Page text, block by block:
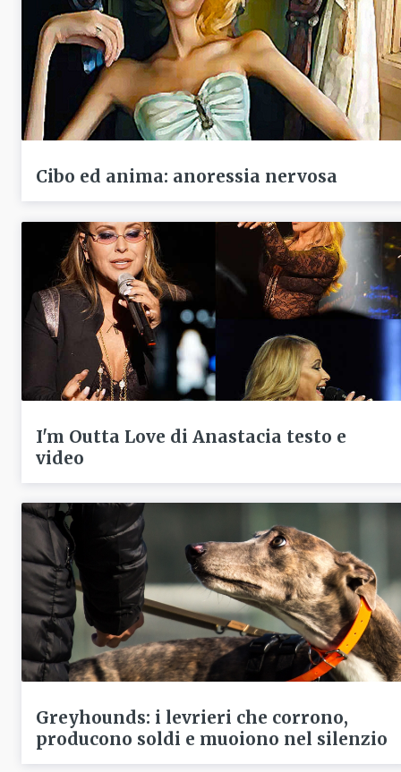
Cibo ed anima: anoressia nervosa
I'm Outta Love di Anastacia testo e
video
Greyhounds: i levrieri che corrono,
producono soldi e muoiono nel silenzio